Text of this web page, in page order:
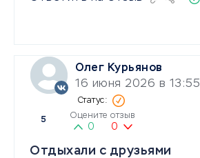
Олег Курьянов
16 июня 2026 в 13:55
5 Оцените отзыв
0 0
Отдыхали с друзьями